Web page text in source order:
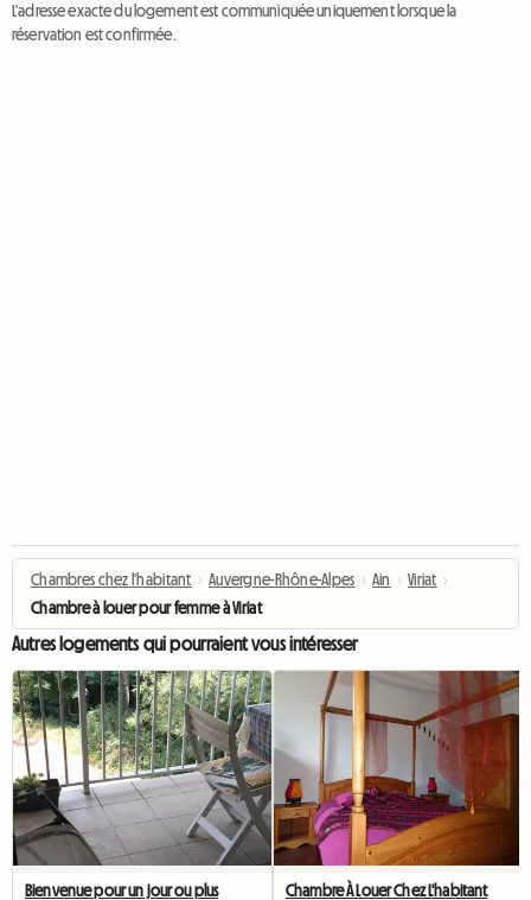
L'adresse exacte du logement est communiquée uniquement lorsque la
réservation est confirmée.
Chambres chez l'habitant › Auvergne-Rhône-Alpes › Ain › Viriat ›
Chambre à louer pour femme à Viriat
Autres logements qui pourraient vous intéresser
Bienvenue pour un jour ou plus Chambre À Louer Chez L'habitant